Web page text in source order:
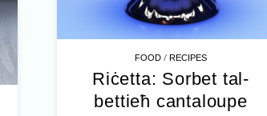
FOOD /RECIPES
Riċetta: Sorbet tal-
bettieħ cantaloupe